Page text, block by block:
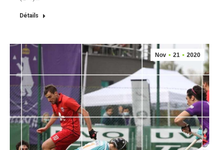
Détails
Nov 21 2020